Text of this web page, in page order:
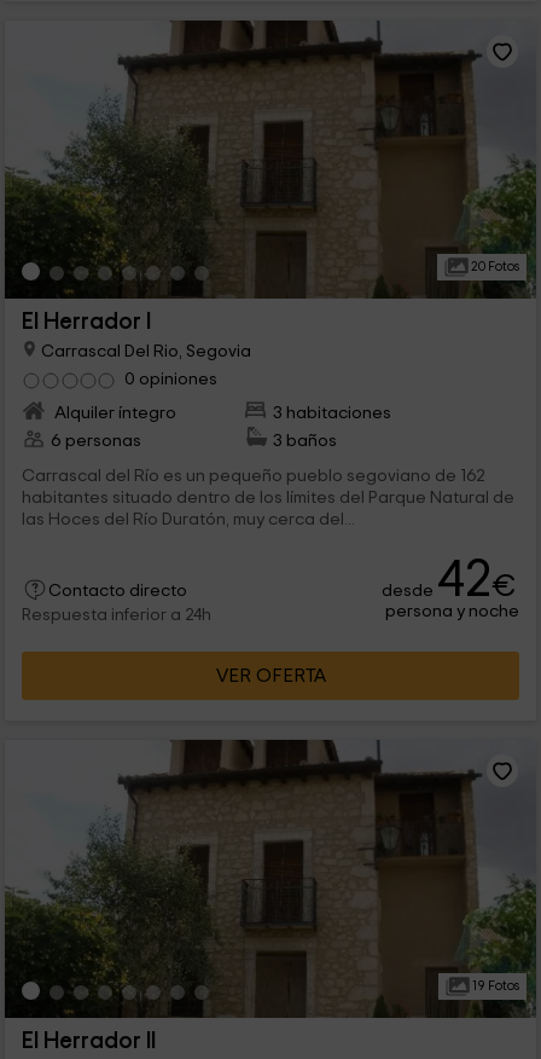
20 Fotos
El Herrador I
Carrascal Del Rio, Segovia
0 opiniones
Alquiler íntegro
3 habitaciones
6 personas
3 baños
Carrascal del Río es un pequeño pueblo segoviano de 162
habitantes situado dentro de los límites del Parque Natural de
las Hoces del Río Duratón, muy cerca del...
Contacto directo
Respuesta inferior a 24h
desde 42€
persona y noche
VER OFERTA
19 Fotos
El Herrador II